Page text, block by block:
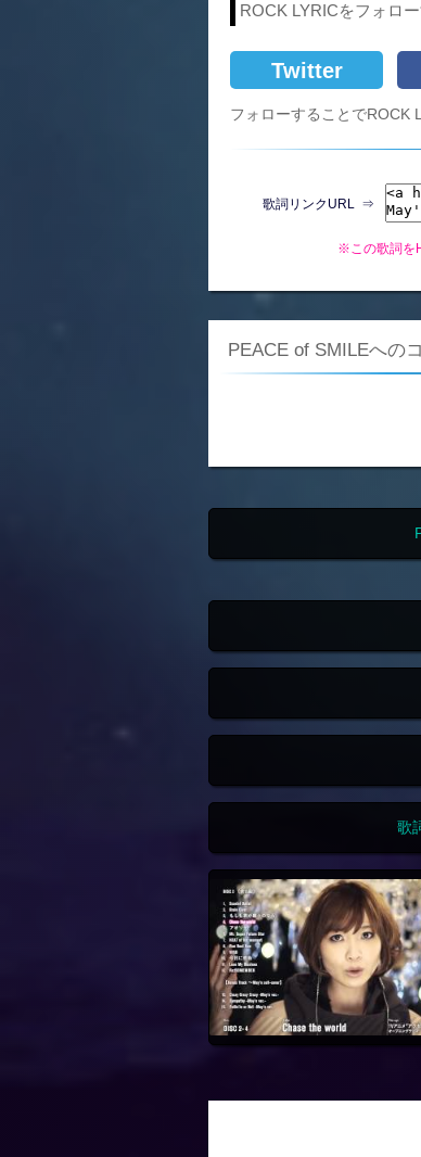
ROCK LYRICをフォロー
Twitter
フォローすることでROCK
歌詞リンクURL ⇒
※この歌詞を
PEACE of SMILEへの
歌